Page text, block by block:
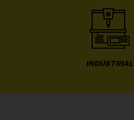
INDUSTRIAL